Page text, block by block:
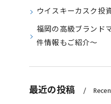
ウイスキーカスク投
福岡の高級ブランド
件情報もご紹介～
最近の投稿